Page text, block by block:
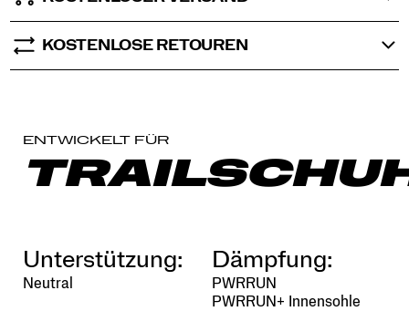
KOSTENLOSE RETOUREN
ENTWICKELT FÜR
Unterstützung:
Neutral
Dämpfung:
PWRRUN
PWRRUN+ Innensohle